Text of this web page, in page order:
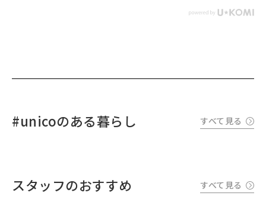
#unicoのある暮らし すべて見る
スタッフのおすすめ すべて見る